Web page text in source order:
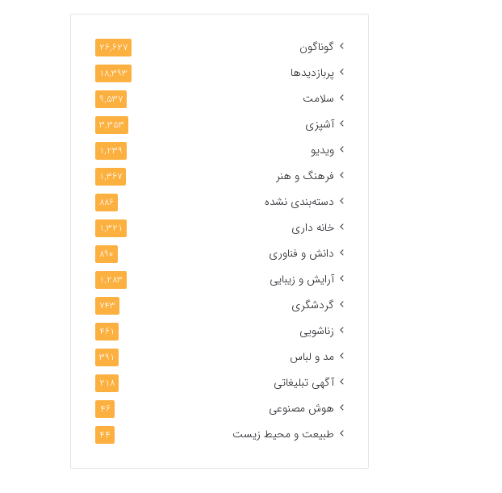
گوناگون 26,627
پربازدیدها 18,393
سلامت 9,537
آشپزی 3,353
ویدیو 1,239
فرهنگ و هنر 1,367
دسته‌بندی نشده 886
خانه داری 1,321
دانش و فناوری 890
آرایش و زیبایی 1,283
گردشگری 743
زناشویی 461
مد و لباس 391
آگهی تبلیغاتی 218
هوش مصنوعی 46
طبیعت و محیط زیست 44